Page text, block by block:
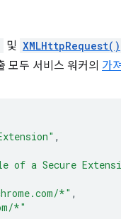
및 XMLHttpRequest()
모두 서비스 워커의 가
,
of a Secure
*" ,
*"